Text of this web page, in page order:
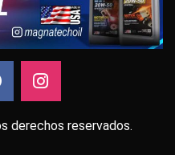
derechos reservados.